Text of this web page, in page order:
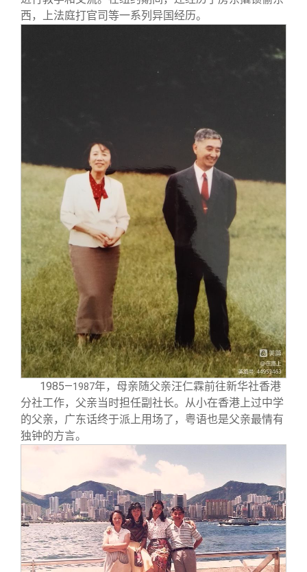
西，上法庭打官司等一系列异国经历。
1985—1987年，母亲随父亲汪仁霖前往新华社香港
分社工作，父亲当时担任副社长。从小在香港上过中学
的父亲，广东话终于派上用场了，粤语也是父亲最情有
独钟的方言。